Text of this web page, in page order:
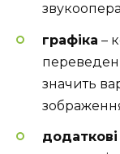
графіка –
значить